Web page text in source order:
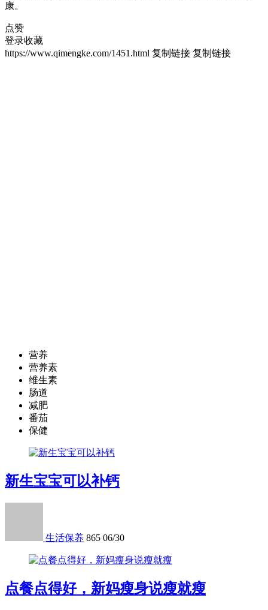
康。
点赞
登录收藏
https://www.qimengke.com/1451.html 复制链接 复制链接
营养
营养素
维生素
肠道
减肥
番茄
保健
新生宝宝可以补钙
生活保养 865 06/30
点餐点得好，新妈瘦身说瘦就瘦